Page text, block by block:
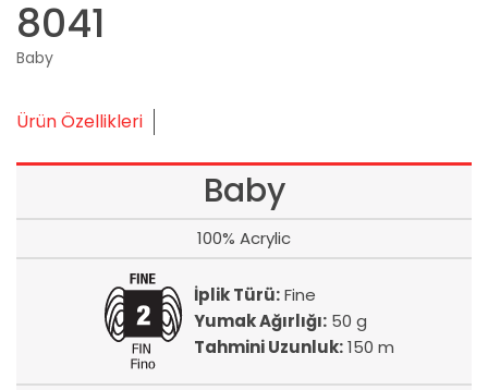
8041
Baby
Ürün Özellikleri
Baby
100% Acrylic
İplik Türü:Fine
Yumak Ağırlığı: 50 g
Tahmini Uzunluk:150 m